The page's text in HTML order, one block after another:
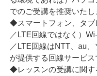
でのご受講を推奨いたし
◆スマートフォン、タブ
／LTE回線ではなく）
／LTE回線はNTT、au
が提供する回線サービス
◆レッスンの受講に関す